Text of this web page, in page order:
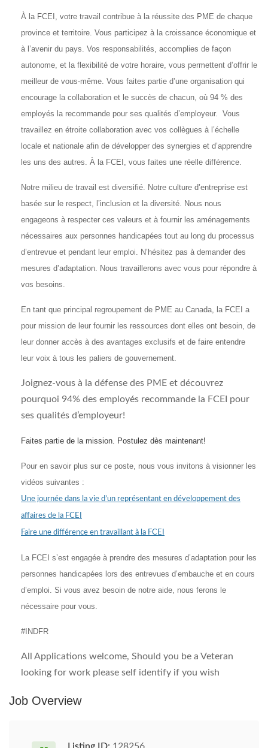
À la FCEI, votre travail contribue à la réussite des PME de chaque
province et territoire. Vous participez à la croissance économique et
à l’avenir du pays. Vos responsabilités, accomplies de façon
autonome, et la flexibilité de votre horaire, vous permettent d’offrir le
meilleur de vous-même. Vous faites partie d’une organisation qui
encourage la collaboration et le succès de chacun, où 94 % des
employés la recommande pour ses qualités d’employeur. Vous
travaillez en étroite collaboration avec vos collègues à l’échelle
locale et nationale afin de développer des synergies et d’apprendre
les uns des autres. À la FCEI, vous faites une réelle différence.
Notre milieu de travail est diversifié. Notre culture d’entreprise est
basée sur le respect, l’inclusion et la diversité. Nous nous
engageons à respecter ces valeurs et à fournir les aménagements
nécessaires aux personnes handicapées tout au long du processus
d’entrevue et pendant leur emploi. N’hésitez pas à demander des
mesures d’adaptation. Nous travaillerons avec vous pour répondre à
vos besoins.
En tant que principal regroupement de PME au Canada, la FCEI a
pour mission de leur fournir les ressources dont elles ont besoin, de
leur donner accès à des avantages exclusifs et de faire entendre
leur voix à tous les paliers de gouvernement.
Joignez-vous à la défense des PME et découvrez
pourquoi 94% des employés recommande la FCEI pour
ses qualités d’employeur!
Faites partie de la mission. Postulez dès maintenant!
Pour en savoir plus sur ce poste, nous vous invitons à visionner les
vidéos suivantes :
Une journée dans la vie d’un représentant en développement des
affaires de la FCEI
Faire une différence en travaillant à la FCEI
La FCEI s’est engagée à prendre des mesures d’adaptation pour les
personnes handicapées lors des entrevues d’embauche et en cours
d’emploi. Si vous avez besoin de notre aide, nous ferons le
nécessaire pour vous.
#INDFR
All Applications welcome, Should you be a Veteran
looking for work please self identify if you wish
Job Overview